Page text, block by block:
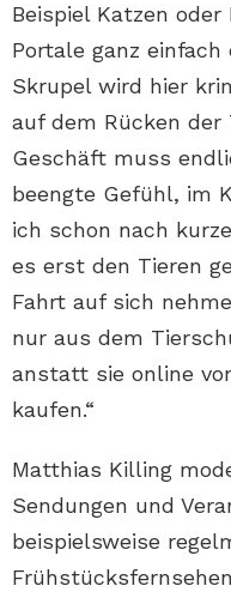
Beispiel Katzen
Portale ganz
Skrupel wird hier
auf dem Rücken der
Geschäft muss
beengte Gefühl, im
ich schon nach
es erst den Tieren
Fahrt auf sich
nur aus dem
anstatt sie online
kaufen.“
Matthias Killing
Sendungen und
beispielsweise